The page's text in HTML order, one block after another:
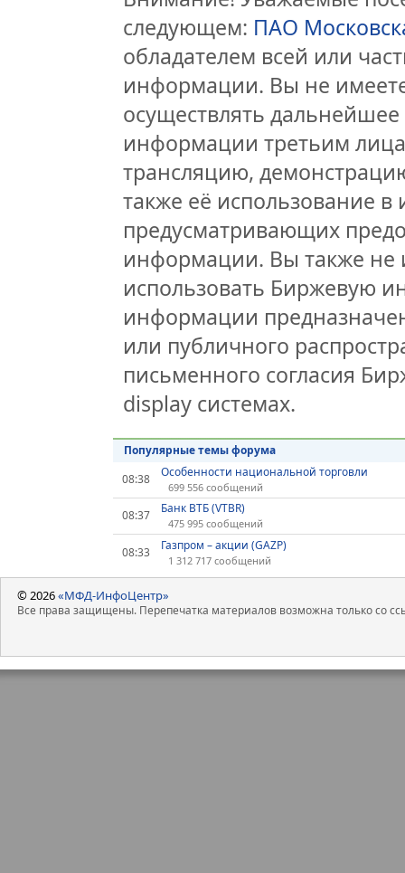
следующем: ПАО
обладателем всей или
информации. Вы не
осуществлять
информации третьим
трансляцию,
также её использование
предусматривающих
информации. Вы также не
использовать Биржевую
информации
или публичного
письменного согласия
display системах.
Популярные темы форума
08:38
Особенности национальной торговли
699 556 сообщений
08:37 Банк ВТБ (VTBR)
475 995 сообщений
08:33 Газпром – акции (GAZP)
1 312 717 сообщений
© 2026«МФД-ИнфоЦентр»
Все права защищены. Перепечатка материалов возможна только со